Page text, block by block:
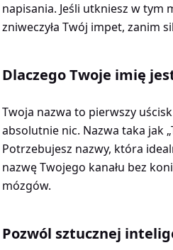
napisania. Jeśli utkniesz w tym
zniweczyła Twój impet, zanim
Dlaczego Twoje imię
Twoja nazwa to pierwszy
absolutnie nic. Nazwa taka jak
Potrzebujesz nazwy, która
nazwę Twojego kanału bez
mózgów.
Pozwól sztucznej